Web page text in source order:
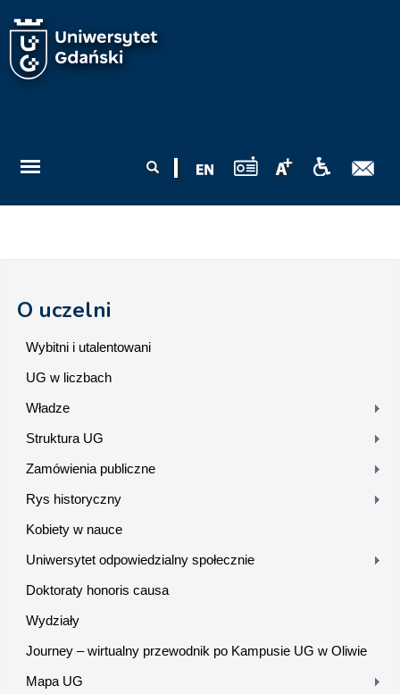
wyszukiwania
O uczelni
Wybitni i utalentowani
UG w liczbach
Władze
Struktura UG
Zamówienia publiczne
Rys historyczny
Kobiety w nauce
Uniwersytet odpowiedzialny społecznie
Doktoraty honoris causa
Wydziały
Journey – wirtualny przewodnik po Kampusie UG w Oliwie
Mapa UG